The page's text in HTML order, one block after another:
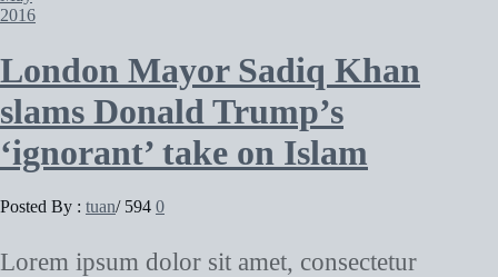
2016
London Mayor Sadiq Khan
slams Donald Trump’s
‘ignorant’ take on Islam
Posted By : tuan/ 594 0
Lorem ipsum dolor sit amet, consectetur